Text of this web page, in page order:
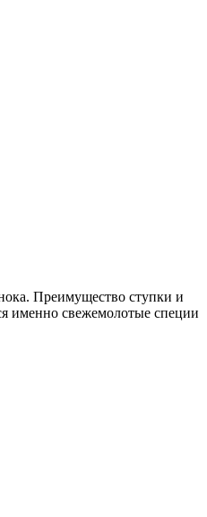
Преимущество ступки и
именно свежемолотые специи